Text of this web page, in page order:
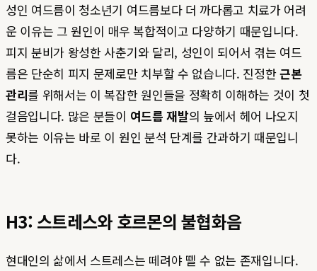
성인 여드름이 청소년기 여드름보다 더 까다롭고 치료가 어려
운 이유는 그 원인이 매우 복합적이고 다양하기 때문입니다.
피지 분비가 왕성한 사춘기와 달리, 성인이 되어서 겪는 여드
름은 단순히 피지 문제로만 치부할 수 없습니다. 진정한근본
관리를 위해서는 이 복잡한 원인들을 정확히 이해하는 것이 첫
걸음입니다. 많은 분들이 여드름 재발의 늪에서 헤어 나오지
못하는 이유는 바로 이 원인 분석 단계를 간과하기 때문입니
다.
H3: 스트레스와 호르몬의 불협화음
현대인의 삶에서 스트레스는 떼려야 뗄 수 없는 존재입니다.